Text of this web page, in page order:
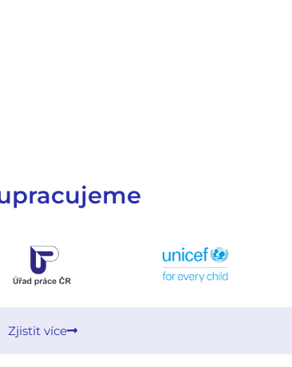
Zjistit více